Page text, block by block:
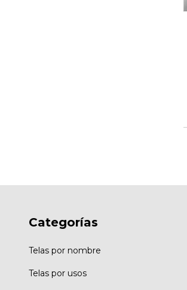
Categorías
Telas por nombre
Telas por usos